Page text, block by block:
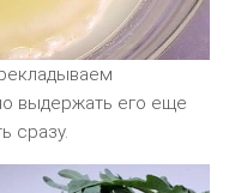
выдержать его еще
сразу.